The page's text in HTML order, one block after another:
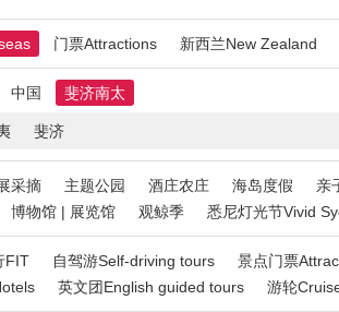
门票Attractions 新西兰New Zealand
中国 斐济南太
斐济
采摘 主题公园 酒庄农庄 海岛度假 亲
博物馆 | 展览馆 观鲸季 悉尼灯光节Vivid
FIT 自驾游Self-driving tours 景点门票
英文团English guided tours 游轮